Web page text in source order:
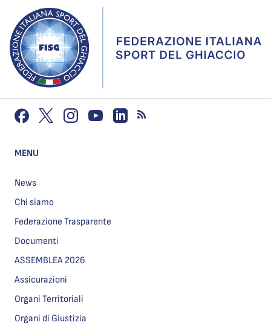
MENU
News
Chi siamo
Federazione Trasparente
Documenti
ASSEMBLEA 2026
Assicurazioni
Organi Territoriali
Organi di Giustizia